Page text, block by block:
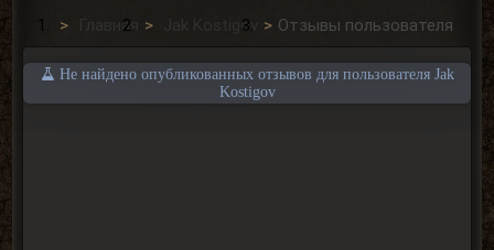
Главная Jak Kostigov Отзывы пользователя
Не найдено опубликованных отзывов для пользователя Jak
Kostigov